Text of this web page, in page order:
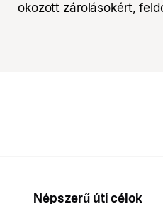
okozott zárolásokért,
Népszerű úti célok